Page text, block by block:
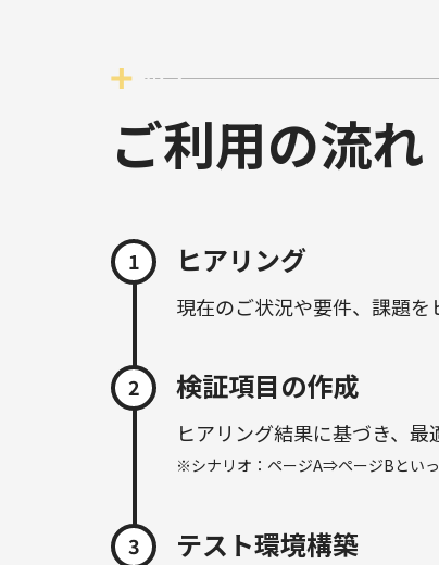
ご利用の流れ
1 ヒアリング
現在のご状況や要件、課題を
2 検証項目の作成
ヒアリング結果に基づき、最
※シナリオ：ページA⇒ページBといっ
3 テスト環境構築